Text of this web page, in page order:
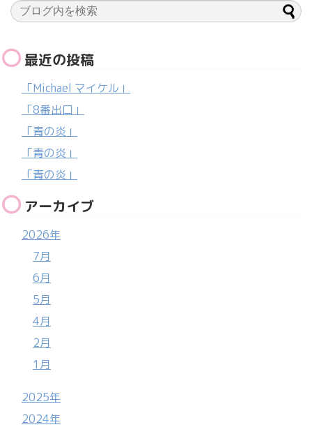
最近の投稿
「Michael マイケル」
「8番出口」
「青の炎」
「青の炎」
「青の炎」
アーカイブ
2026年
7月
6月
5月
4月
2月
1月
2025年
2024年